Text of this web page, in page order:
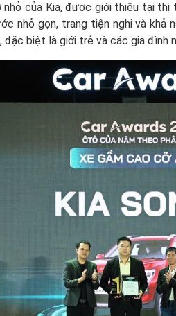
nhỏ của Kia, được giới thiệu tại
nhỏ gọn, trang tiện nghi và khả
đặc biệt là giới trẻ và các gia đình